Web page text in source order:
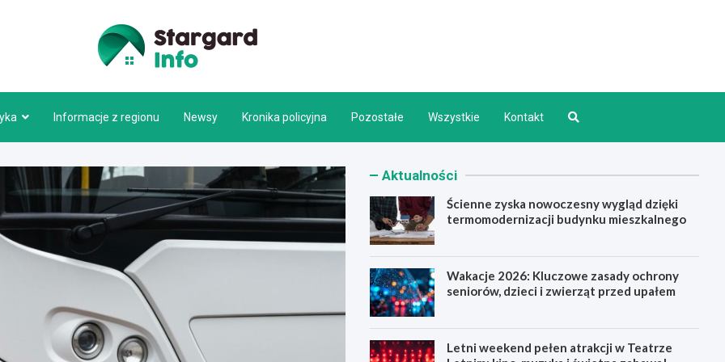
Informacje z regionu Newsy Kronika policyjna Pozostałe Wszystkie Kontakt
Aktualności
Ścienne zyska nowoczesny wygląd dzięki
termomodernizacji budynku mieszkalnego
Wakacje 2026: Kluczowe zasady ochrony
seniorów, dzieci i zwierząt przed upałem
Letni weekend pełen atrakcji w Teatrze